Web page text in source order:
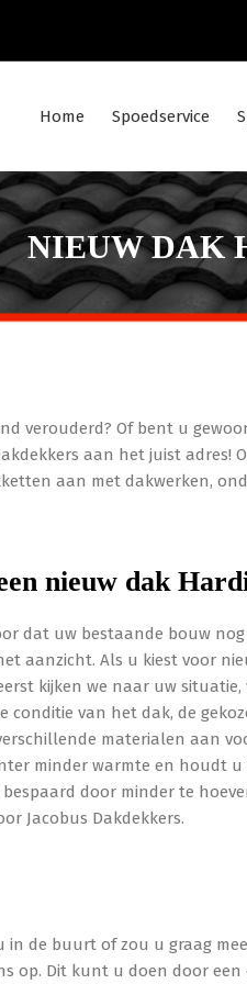
Home Spoedservice
NIEUW DAK
verouderd? Of bent u
aan het juist adres!
aan met dakwerken,
nieuw dak
dat uw bestaande bouw
aanzicht. Als u kiest voor
kijken we naar uw situatie,
van het dak, de
materialen aan
minder warmte en houdt
door minder te
Jacobus Dakdekkers.
in de buurt of zou u graag
op. Dit kunt u doen door